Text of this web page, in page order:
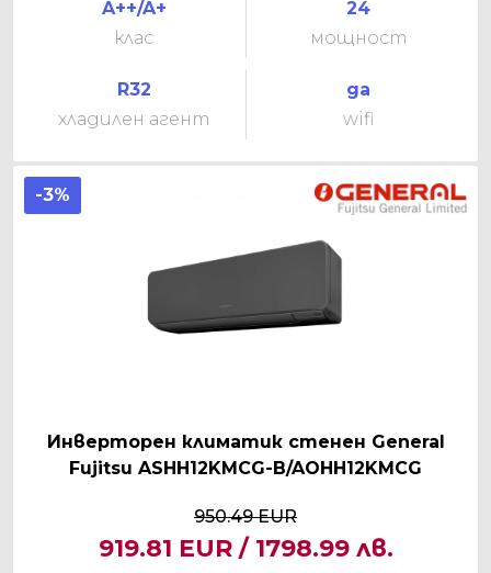
A++/A+
клас
24
мощност
R32
хладилен агент
да
wifi
-3%
Инверторен климатик стенен General
Fujitsu ASHH12KMCG-B/AOHH12KMCG
950.49 EUR
919.81 EUR / 1798.99 лв.